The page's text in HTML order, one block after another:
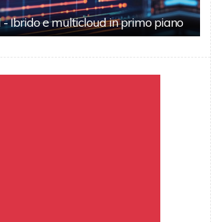
- Ibrido e multicloud in primo piano